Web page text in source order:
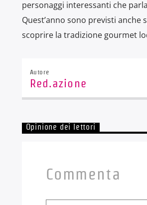
personaggi interessanti che
Quest’anno sono previsti
scoprire la tradizione gourmet
Autore
Red.azione
Opinione dei lettori
Commenta